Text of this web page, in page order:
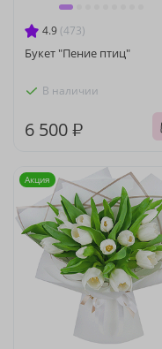
4.9 (473)
Букет "Пение птиц"
В наличии
6 500 ₽
Акция